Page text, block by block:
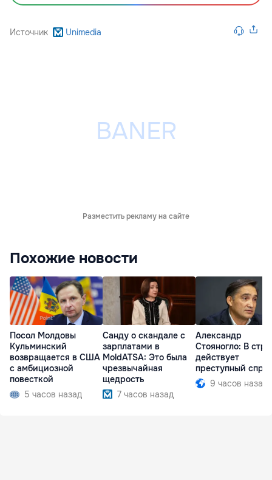
Источник Unimedia
Разместить рекламу на сайте
Похожие новости
Посол Молдовы
Кульминский
возвращается в США
с амбициозной
повесткой
5 часов назад
Санду о скандале с
зарплатами в
MoldATSA: Это была
чрезвычайная
щедрость
7 часов назад
Александр
Стояногло: В
действует
преступный спрут
9 часов назад